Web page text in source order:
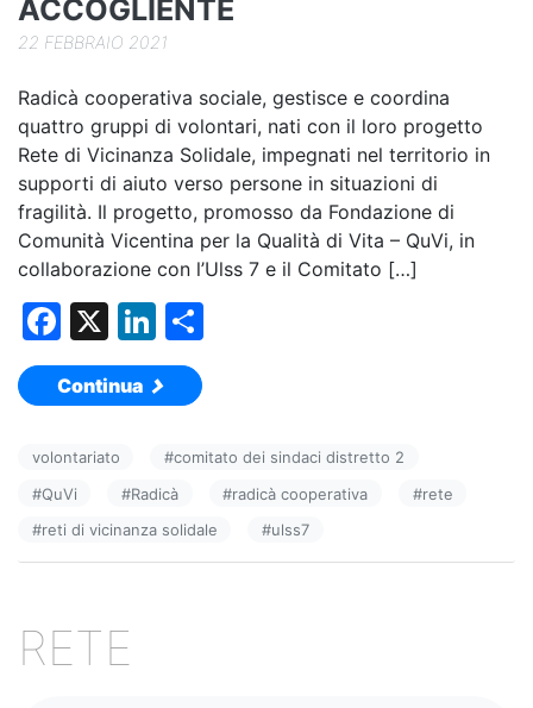
ACCOGLIENTE
22 FEBBRAIO 2021
Radicà cooperativa sociale, gestisce e coordina
quattro gruppi di volontari, nati con il loro progetto
Rete di Vicinanza Solidale, impegnati nel territorio in
supporti di aiuto verso persone in situazioni di
fragilità. Il progetto, promosso da Fondazione di
Comunità Vicentina per la Qualità di Vita – QuVi, in
collaborazione con l’Ulss 7 e il Comitato […]
F
a
c
b
o
o
X
Li
n
k
dI
n
vi
di
Continua
volontariato #comitato dei sindaci distretto 2
#QuVi #Radicà #radicà cooperativa #rete
#reti di vicinanza solidale #ulss7
RETE